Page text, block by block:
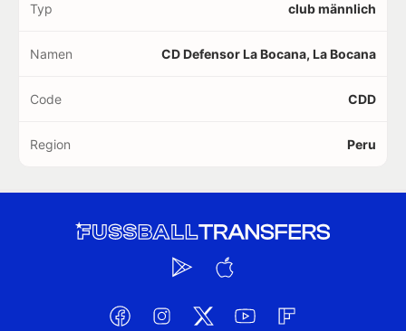
Typ club männlich
Namen CD Defensor La Bocana, La Bocana
Code CDD
Region Peru